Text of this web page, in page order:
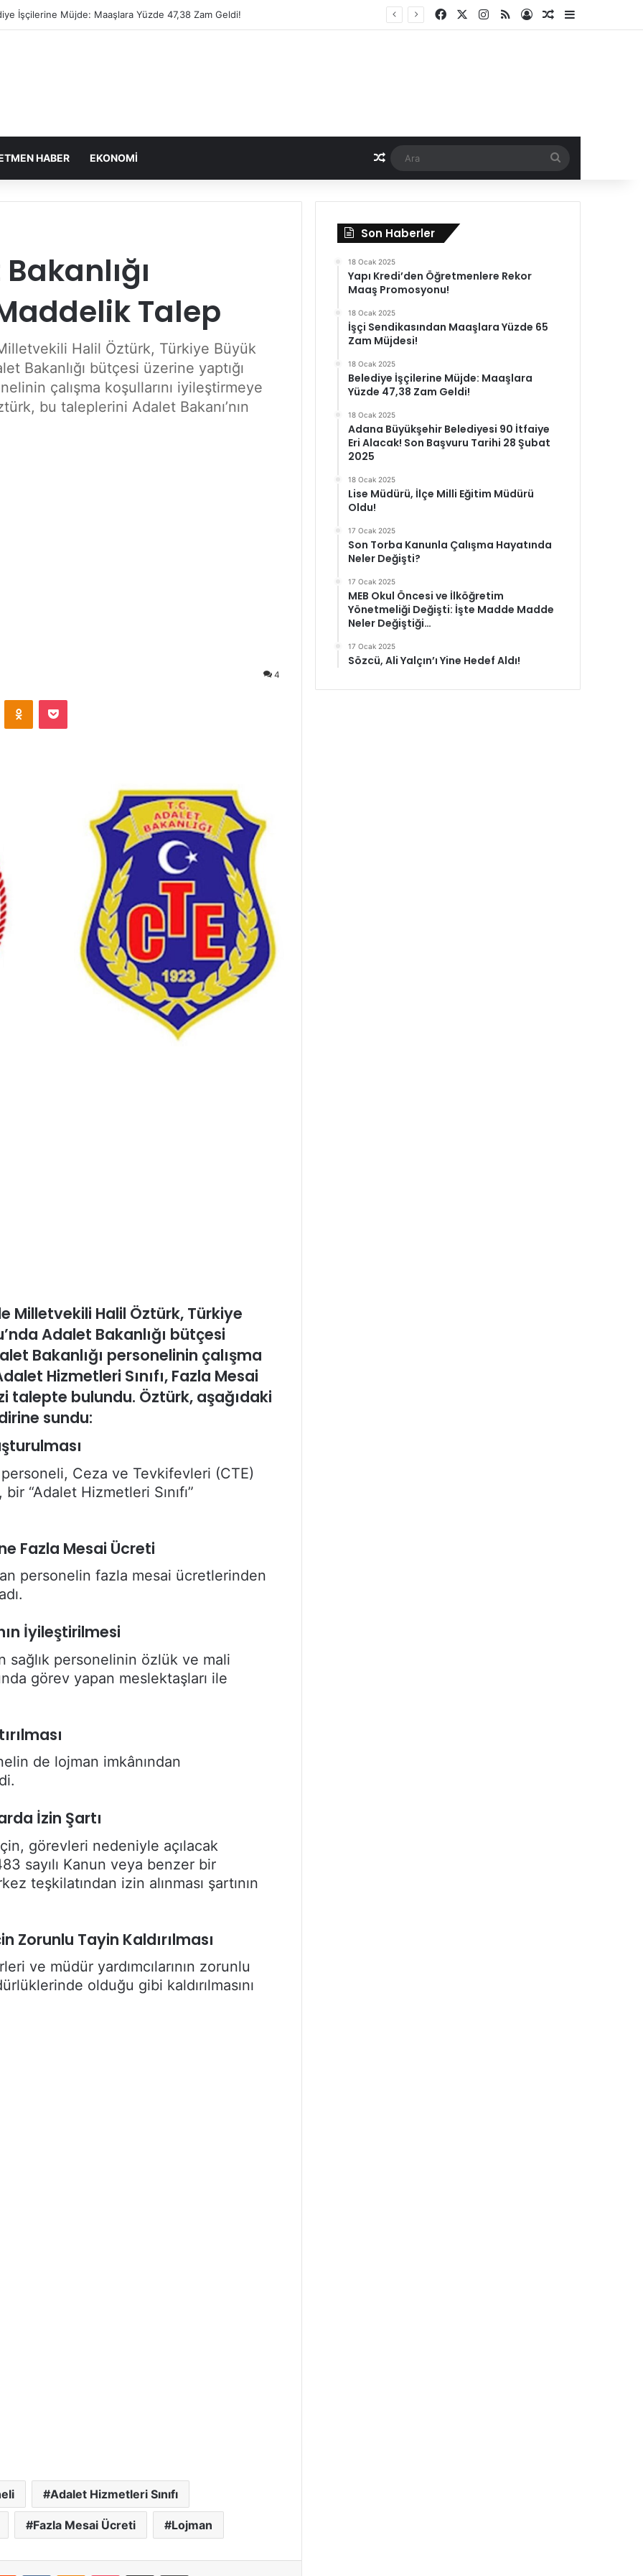
İşçilerine Müjde: Maaşlara Yüzde 47,38 Zam Geldi! Facebook Instagram
RSS Kayıt OlRastgele Haber
HABER EKONOMI Rastgele Haber
Talep
Halil Öztürk, Türkiye Büyük
Bakanlığı bütçesi üzerine yaptığı
çalışma koşullarını iyileştirmeye
bu taleplerini Adalet Bakanı’nın
4
Milletvekili Halil Öztürk, Türkiye
Adalet Bakanlığı bütçesi
Bakanlığı personelinin çalışma
Hizmetleri Sınıfı, Fazla Mesai
talepte bulundu. Öztürk, aşağıdaki
sundu:
Ceza ve Tevkifevleri (CTE)
“Adalet Hizmetleri Sınıfı”
Fazla Mesai Ücreti
personelin fazla mesai ücretlerinden
İyileştirilmesi
sağlık personelinin özlük ve mali
görev yapan meslektaşları ile
de lojman imkânından
İzin Şartı
görevleri nedeniyle açılacak
sayılı Kanun veya benzer bir
teşkilatından izin alınması şartının
Zorunlu Tayin Kaldırılması
ve müdür yardımcılarının zorunlu
olduğu gibi kaldırılmasını
Adalet Hizmetleri Sınıfı
Fazla Mesai Ücreti Lojman
Son Haberler
18 Ocak 2025
Yapı Kredi’den Öğretmenlere Rekor
Maaş Promosyonu!
18 Ocak 2025
İşçi Sendikasından Maaşlara Yüzde 65
Zam Müjdesi!
18 Ocak 2025
Belediye İşçilerine Müjde: Maaşlara
Yüzde 47,38 Zam Geldi!
18 Ocak 2025
Adana Büyükşehir Belediyesi 90 İtfaiye
Eri Alacak! Son Başvuru Tarihi 28 Şubat
2025
18 Ocak 2025
Lise Müdürü, İlçe Milli Eğitim Müdürü
Oldu!
17 Ocak 2025
Son Torba Kanunla Çalışma Hayatında
Neler Değişti?
17 Ocak 2025
MEB Okul Öncesi ve İlköğretim
Yönetmeliği Değişti: İşte Madde Madde
Neler Değiştiği…
17 Ocak 2025
Sözcü, Ali Yalçın’ı Yine Hedef Aldı!